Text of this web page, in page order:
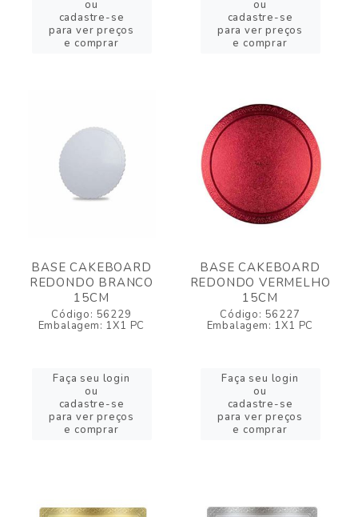
ou
cadastre-se
para ver preços
e comprar
ou
cadastre-se
para ver preços
e comprar
BASE CAKEBOARD
REDONDO BRANCO
15CM
Código: 56229
Embalagem: 1X1 PC
Faça seu login
ou
cadastre-se
para ver preços
e comprar
BASE CAKEBOARD
REDONDO VERMELHO
15CM
Código: 56227
Embalagem: 1X1 PC
Faça seu login
ou
cadastre-se
para ver preços
e comprar